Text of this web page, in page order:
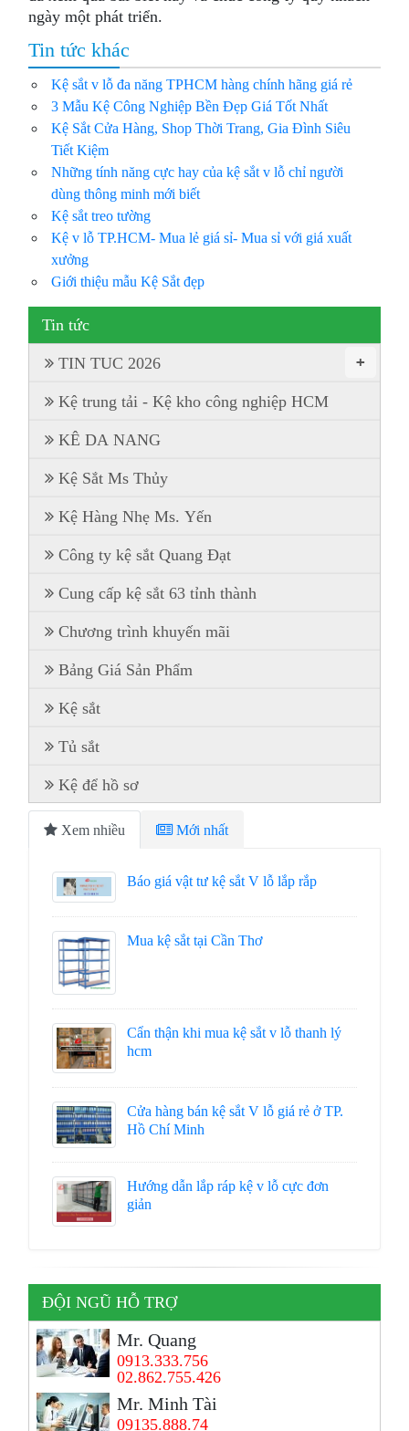
ngày một phát triển.
Tin tức khác
Kệ sắt v lỗ đa năng TPHCM hàng chính hãng giá rẻ
3 Mẫu Kệ Công Nghiệp Bền Đẹp Giá Tốt Nhất
Kệ Sắt Cửa Hàng, Shop Thời Trang, Gia Đình Siêu
Tiết Kiệm
Những tính năng cực hay của kệ sắt v lỗ chỉ người
dùng thông minh mới biết
Kệ sắt treo tường
Kệ v lỗ TP.HCM- Mua lẻ giá sỉ- Mua sỉ với giá xuất
xưởng
Giới thiệu mẫu Kệ Sắt đẹp
Tin tức
+
TIN TUC 2026
Kệ trung tải - Kệ kho công nghiệp HCM
KÊ DA NANG
Kệ Sắt Ms Thủy
Kệ Hàng Nhẹ Ms. Yến
Công ty kệ sắt Quang Đạt
Cung cấp kệ sắt 63 tỉnh thành
Chương trình khuyến mãi
Bảng Giá Sản Phẩm
Kệ sắt
Tủ sắt
Kệ để hồ sơ
Xem nhiều Mới nhất
Báo giá vật tư kệ sắt V lỗ lắp rắp
Mua kệ sắt tại Cần Thơ
Cẩn thận khi mua kệ sắt v lỗ thanh lý
hcm
Cửa hàng bán kệ sắt V lỗ giá rẻ ở TP.
Hồ Chí Minh
Hướng dẫn lắp ráp kệ v lỗ cực đơn
giản
ĐỘI NGŨ HỖ TRỢ
Mr. Quang
0913.333.756
02.862.755.426
Mr. Minh Tài
09135.888.74